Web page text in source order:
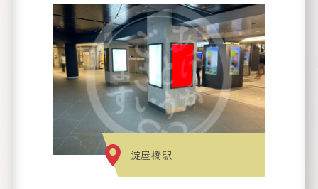
淀屋橋駅